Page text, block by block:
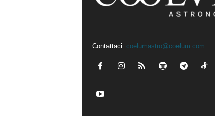
Contattaci: coelumastro@coelum.com